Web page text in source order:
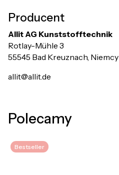
Producent
Allit AG Kunststofftechnik
Rotlay-Mühle 3
55545 Bad Kreuznach, Niemcy
allit@allit.de
Polecamy
Bestseller